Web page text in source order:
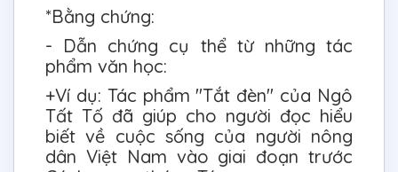
*Bằng chứng:
- Dẫn chứng cụ thể từ những tác
phẩm văn học:
+Ví dụ: Tác phẩm "Tắt đèn" của Ngô
Tất Tố đã giúp cho người đọc hiểu
biết về cuộc sống của người nông
dân Việt Nam vào giai đoạn trước